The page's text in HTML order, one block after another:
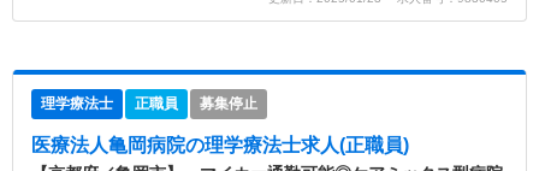
理学療法士 正職員 募集停止
医療法人亀岡病院の理学療法士求人(正職員)